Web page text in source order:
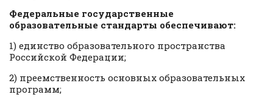
Федеральные государственные
образовательные стандарты обеспечивают:
1) единство образовательного пространства
Российской Федерации;
2) преемственность основных образовательных
программ;